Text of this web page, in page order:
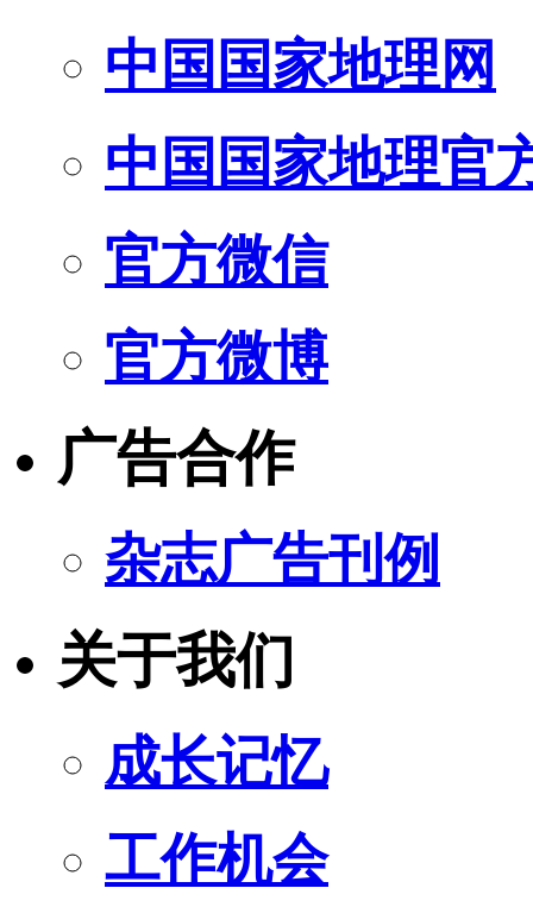
中国国家地理网
中国国家地理官
官方微信
官方微博
广告合作
杂志广告刊例
关于我们
成长记忆
工作机会